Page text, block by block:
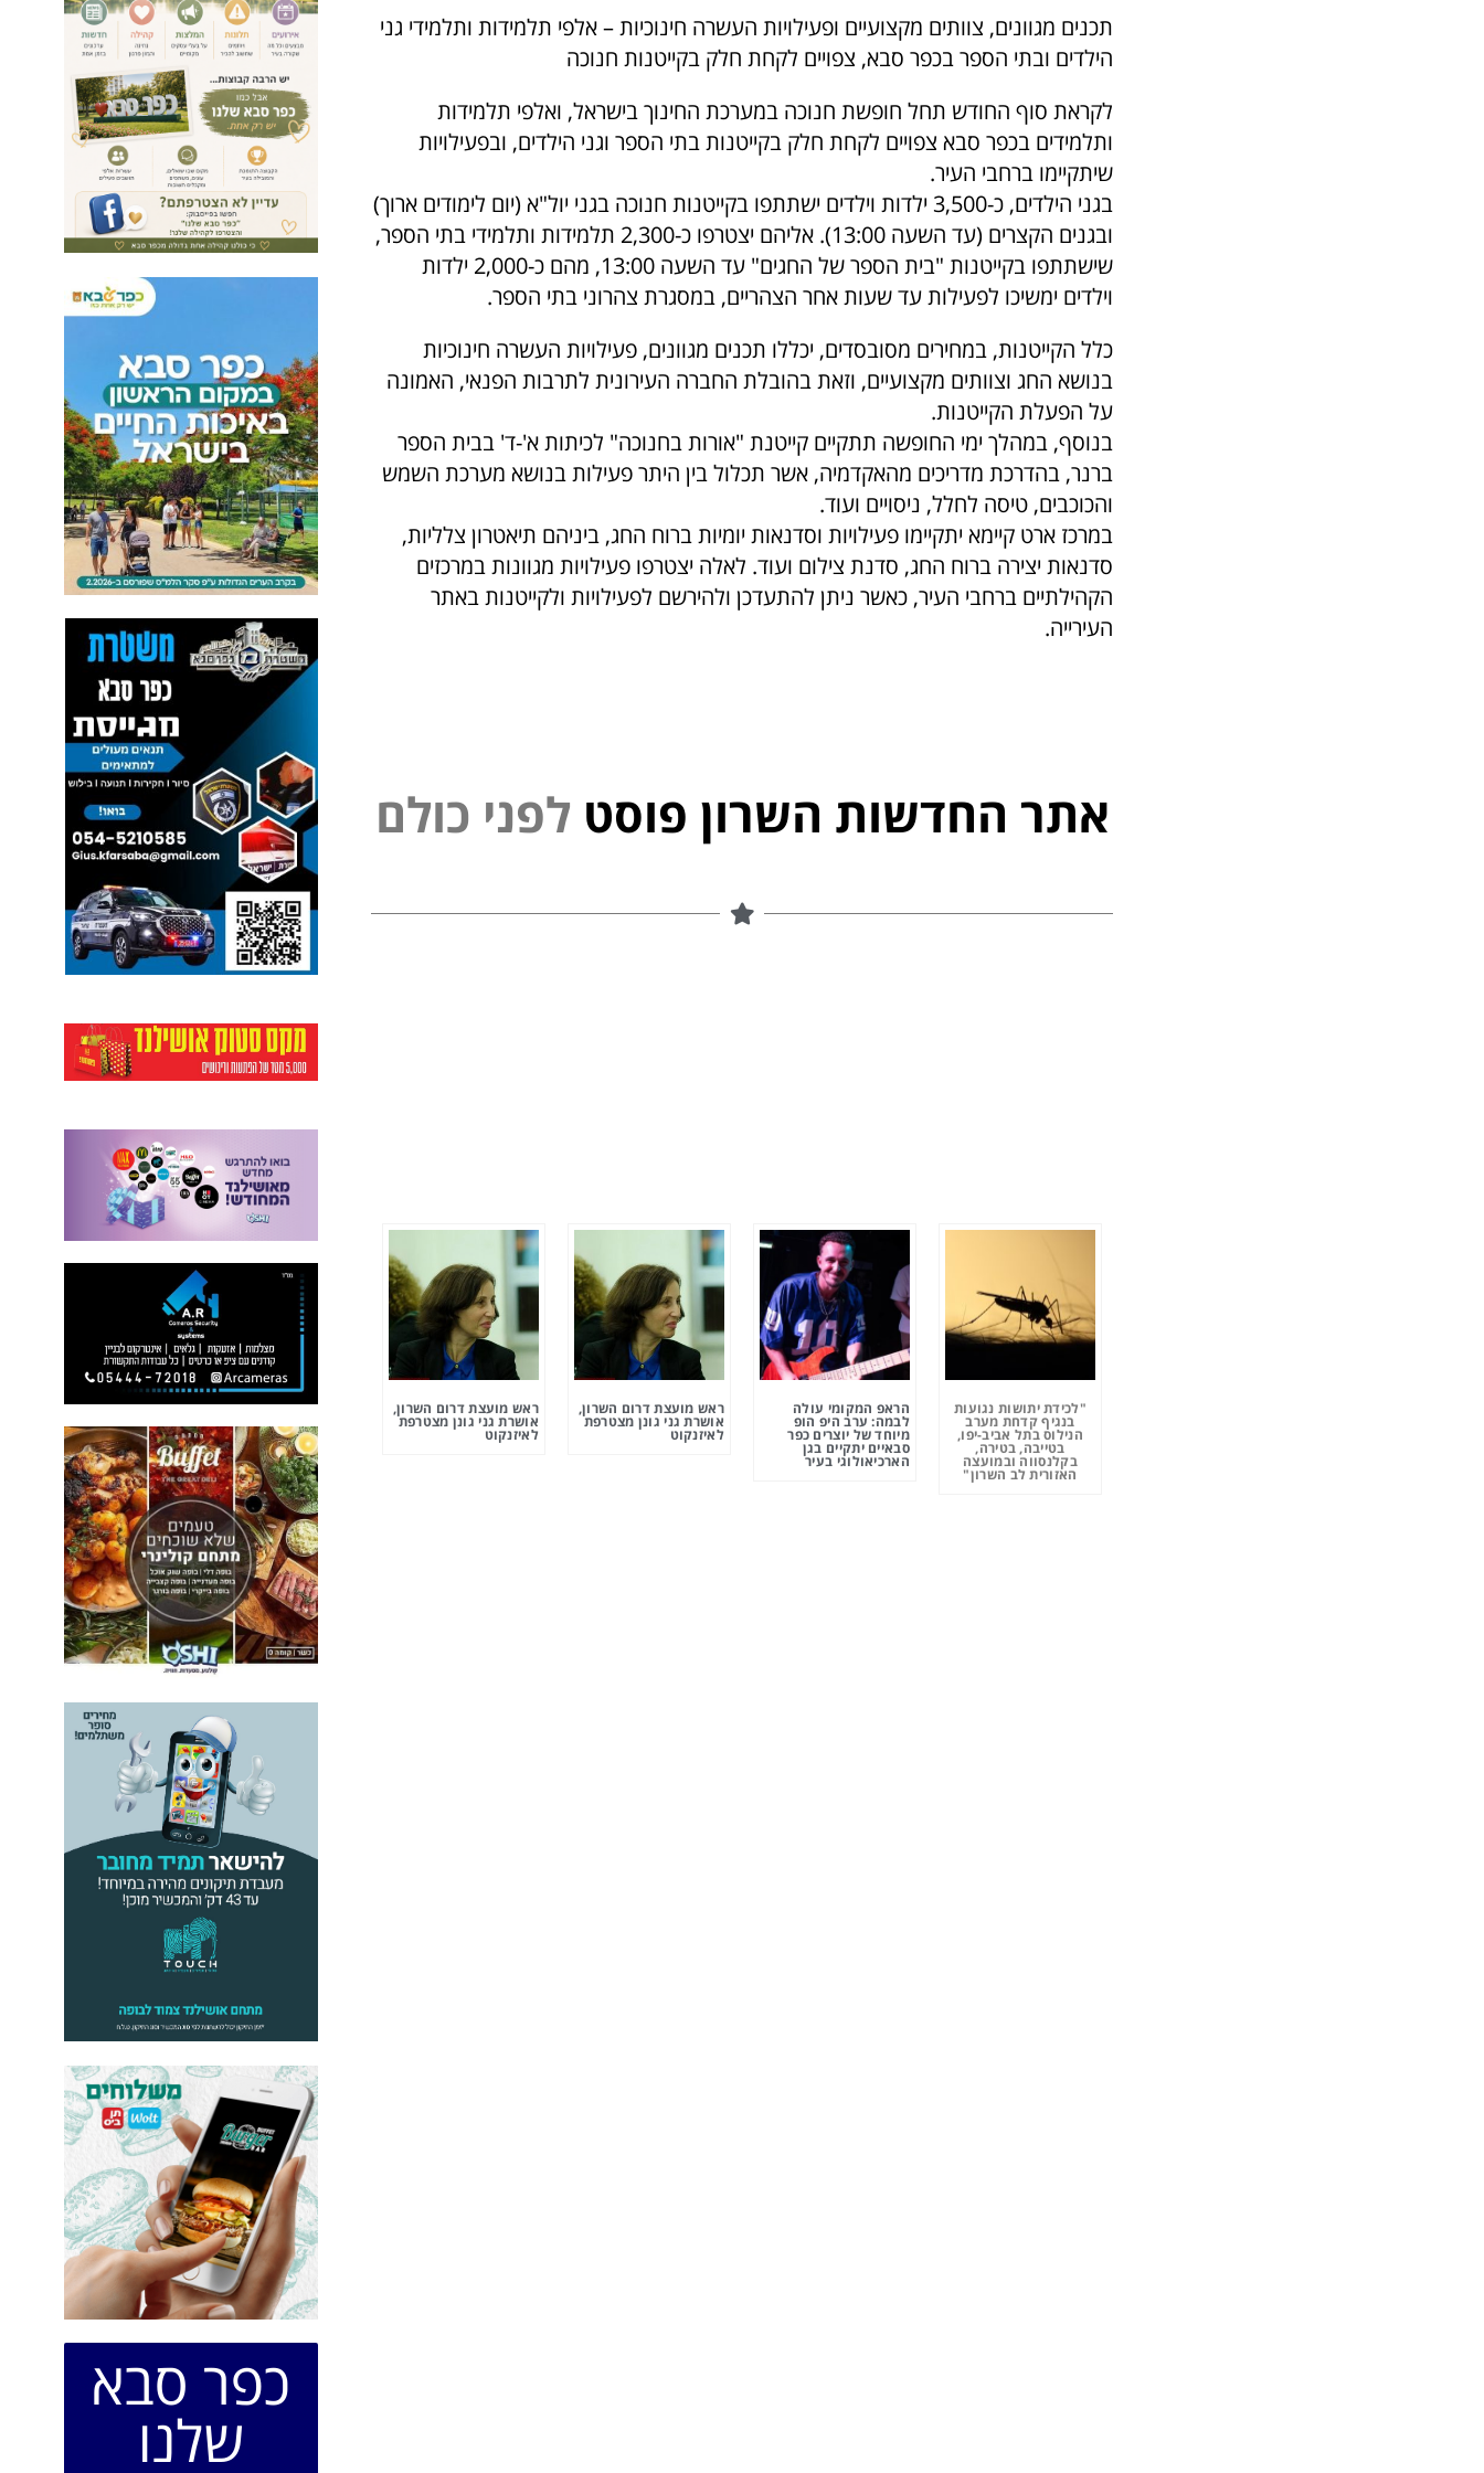
תכנים מגוונים, צוותים מקצועיים ופעילויות העשרה חינוכיות – אלפי תלמידות ותלמידי גני
הילדים ובתי הספר בכפר סבא, צפויים לקחת חלק בקייטנות חנוכה
לקראת סוף החודש תחל חופשת חנוכה במערכת החינוך בישראל, ואלפי תלמידות
ותלמידים בכפר סבא צפויים לקחת חלק בקייטנות בתי הספר וגני הילדים, ובפעילויות
שיתקיימו ברחבי העיר.
בגני הילדים, כ-3,500 ילדות וילדים ישתתפו בקייטנות חנוכה בגני יול"א (יום לימודים ארוך)
ובגנים הקצרים (עד השעה 13:00). אליהם יצטרפו כ-2,300 תלמידות ותלמידי בתי הספר,
שישתתפו בקייטנות "בית הספר של החגים" עד השעה 13:00, מהם כ-2,000 ילדות
וילדים ימשיכו לפעילות עד שעות אחר הצהריים, במסגרת צהרוני בתי הספר.
כלל הקייטנות, במחירים מסובסדים, יכללו תכנים מגוונים, פעילויות העשרה חינוכיות
בנושא החג וצוותים מקצועיים, וזאת בהובלת החברה העירונית לתרבות הפנאי, האמונה
על הפעלת הקייטנות.
בנוסף, במהלך ימי החופשה תתקיים קייטנת "אורות בחנוכה" לכיתות א'-ד' בבית הספר
ברנר, בהדרכת מדריכים מהאקדמיה, אשר תכלול בין היתר פעילות בנושא מערכת השמש
והכוכבים, טיסה לחלל, ניסויים ועוד.
במרכז ארט קיימא יתקיימו פעילויות וסדנאות יומיות ברוח החג, ביניהם תיאטרון צלליות,
סדנאות יצירה ברוח החג, סדנת צילום ועוד. לאלה יצטרפו פעילויות מגוונות במרכזים
הקהילתיים ברחבי העיר, כאשר ניתן להתעדכן ולהירשם לפעילויות ולקייטנות באתר
העירייה.
אתר החדשות השרון פוסט כ ל ם פניכול ם
"לכידת יתושות נגועות
בנגיף קדחת מערב
הנילוס בתל אביב-יפו,
בטייבה, בטירה,
בקלנסווה ובמועצה
האזורית לב השרון"
הראפ המקומי עולה
לבמה: ערב היפ הופ
מיוחד של יוצרים כפר
סבאיים יתקיים בגן
הארכיאולוגי בעיר
ראש מועצת דרום השרון,
אושרת גני גונן מצטרפת
לאיזנקוט
ראש מועצת דרום השרון,
אושרת גני גונן מצטרפת
לאיזנקוט
כפר סבא
שלנו